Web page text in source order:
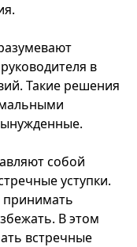
в
Такие решения
собой
уступки.
принимать
В этом
встречные